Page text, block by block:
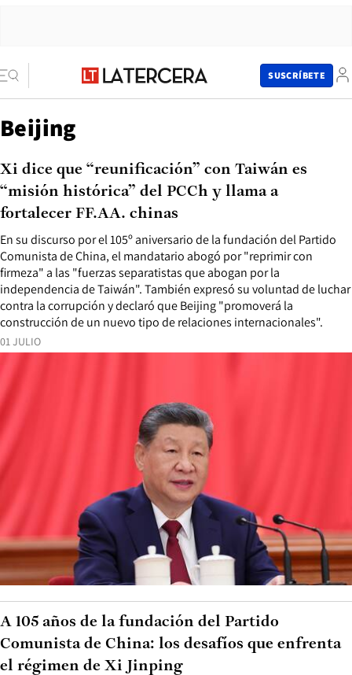
SUSCRÍBETE
Beijing
01 JULIO
En su discurso por el 105º aniversario de la fundación del Partido
Comunista de China, el mandatario abogó por "reprimir con
firmeza" a las "fuerzas separatistas que abogan por la
independencia de Taiwán". También expresó su voluntad de luchar
contra la corrupción y declaró que Beijing "promoverá la
construcción de un nuevo tipo de relaciones internacionales".
Xi dice que “reunificación” con Taiwán es
“misión histórica” del PCCh y llama a
fortalecer FF.AA. chinas
A 105 años de la fundación del Partido
Comunista de China: los desafíos que enfrenta
el régimen de Xi Jinping